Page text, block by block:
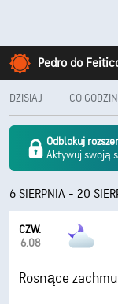
Pedro do
DZISIAJ CO
Odblokuj
Aktywuj swoją
6 SIERPNIA - 20
CZW.
6.08
Rosnące